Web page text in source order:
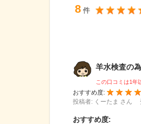
8 件
羊水検査の
この口コミは1年
おすすめ度:
投稿者: くーたま さん
おすすめ度: